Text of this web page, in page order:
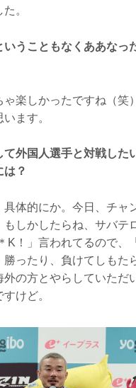
。
いうこともなくああなっ
楽しかったですね（笑
ます。
て外国人選手と対戦した
は？
体的にか。今日、チャ
もしかしたらね、サバテ
K！」言われてるので、
勝ったり、負けてしもた
外の方とやらしていただ
けど。